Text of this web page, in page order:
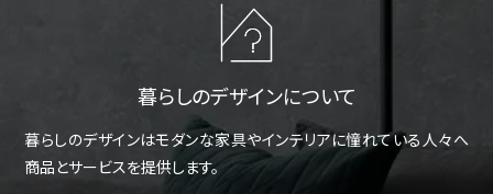
暮らしのデザインについて
暮らしのデザインはモダンな家具やインテリアに憧れている人々へ
商品とサービスを提供します。